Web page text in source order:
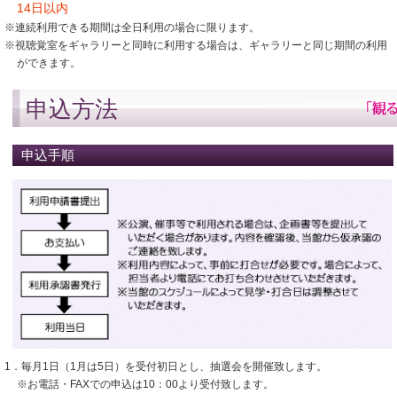
14日以内
※連続利用できる期間は全日利用の場合に限ります。
※視聴覚室をギャラリーと同時に利用する場合は、ギャラリーと同じ期間の利用
ができます。
申込方法
申込手順
1．毎月1日（1月は5日）を受付初日とし、抽選会を開催致します。
※お電話・FAXでの申込は10：00より受付致します。